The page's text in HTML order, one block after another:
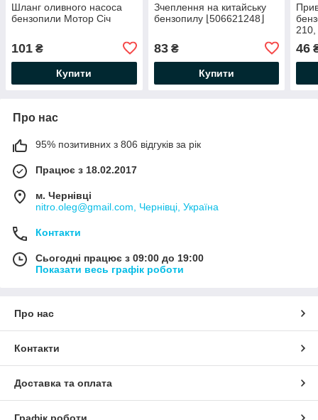
Шланг оливного насоса
бензопили Мотор Січ
101 ₴
Купити
Зчеплення на китайську
бензопилу ⌊506621248⌋
83₴
Купити
46
Про нас
95% позитивних з 806 відгуків за рік
Працює з 18.02.2017
м. Чернівці
nitro.oleg@gmail.com, Чернівці, Україна
Контакти
Сьогодні працює з 09:00 до 19:00
Показати весь графік роботи
Про нас
Контакти
Доставка та оплата